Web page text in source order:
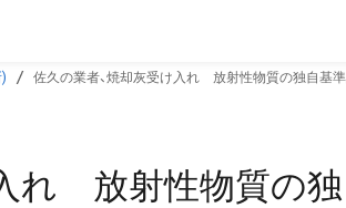
佐久の業者、焼却灰受け入れ 放射性物質の独自基
れ 放射性物質の